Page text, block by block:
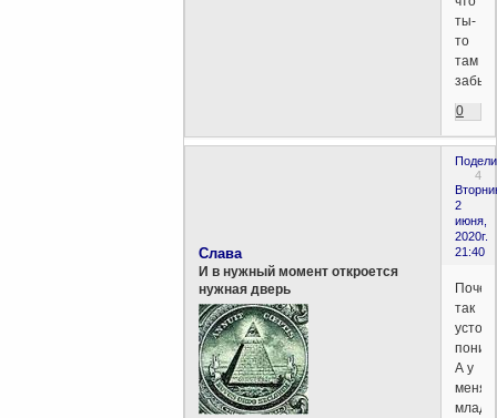
ты-
то
там
0
4
2
июня,
2020г.
21:40
Слава
И в нужный момент откроется
нужная дверь
так
А у
меня